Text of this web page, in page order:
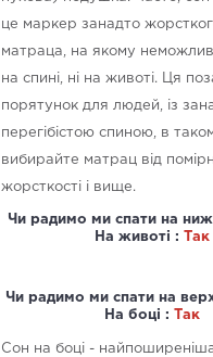
це маркер занадто
матраца, на якому
на спині, ні на животі. Ця
порятунок для людей, із
перегібістою спиною, в
вибирайте матрац від
жорсткості і вище.
Чи радимо ми спати на
На животі :
Так
Чи радимо ми спати на
На боці :
Так
Сон на боці -